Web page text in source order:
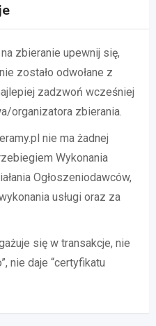
zbieranie upewnij się,
zostało odwołane z
zadzwoń wcześniej
organizatora zbierania.
nie ma żadnej
Wykonania
Ogłoszeniodawców,
usługi oraz za
się w transakcje, nie
nie daje “certyfikatu